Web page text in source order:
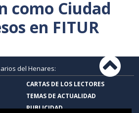
como Ciudad
en FITUR
del Henares:
CARTAS DE LOS LECTORES
TEMAS DE ACTUALIDAD
PUBLICIDAD